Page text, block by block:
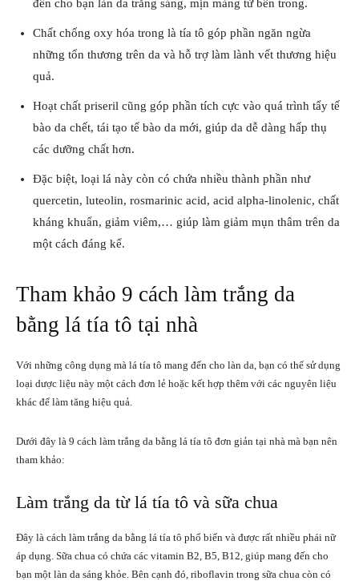
đến cho bạn làn da trắng sáng, mịn màng từ bên trong.
Chất chống oxy hóa trong là tía tô góp phần ngăn ngừa
những tổn thương trên da và hỗ trợ làm lành vết thương hiệu
quả.
Hoạt chất priseril cũng góp phần tích cực vào quá trình tẩy tế
bào da chết, tái tạo tế bào da mới, giúp da dễ dàng hấp thụ
các dưỡng chất hơn.
Đặc biệt, loại lá này còn có chứa nhiều thành phần như
quercetin, luteolin, rosmarinic acid, acid alpha-linolenic, chất
kháng khuẩn, giảm viêm,… giúp làm giảm mụn thâm trên da
một cách đáng kể.
Tham khảo 9 cách làm trắng da
bằng lá tía tô tại nhà
Với những công dụng mà lá tía tô mang đến cho làn da, bạn có thể sử dụng
loại dược liệu này một cách đơn lẻ hoặc kết hợp thêm với các nguyên liệu
khác để làm tăng hiệu quả.
Dưới đây là 9 cách làm trắng da bằng lá tía tô đơn giản tại nhà mà bạn nên
tham khảo:
Làm trắng da từ lá tía tô và sữa chua
Đây là cách làm trắng da bằng lá tía tô phổ biến và được rất nhiều phái nữ
áp dụng. Sữa chua có chứa các vitamin B2, B5, B12, giúp mang đến cho
bạn một làn da sáng khỏe. Bên cạnh đó, riboflavin trong sữa chua còn có